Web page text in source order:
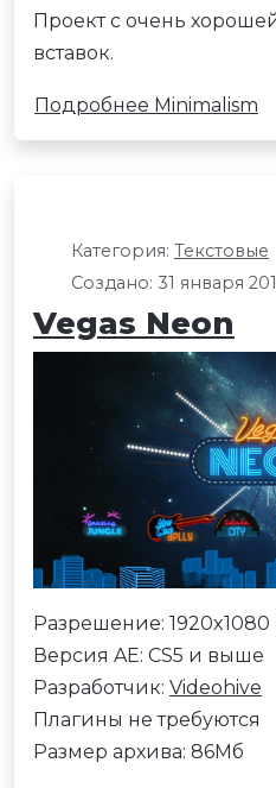
Проект с очень
вставок.
Подробнее Minimalism
Категория: Текстовые
Создано: 31 января
Vegas Neon
Разрешение: 1920x1080
Версия AE: CS5 и выше
Разработчик: Videohive
Плагины не требуются
Размер архива: 86Мб